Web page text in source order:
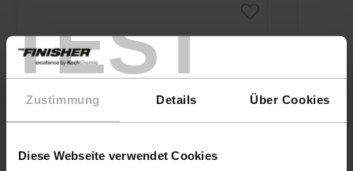
TEST
Zustimmung Details Über Cookies
Diese Webseite verwendet Cookies